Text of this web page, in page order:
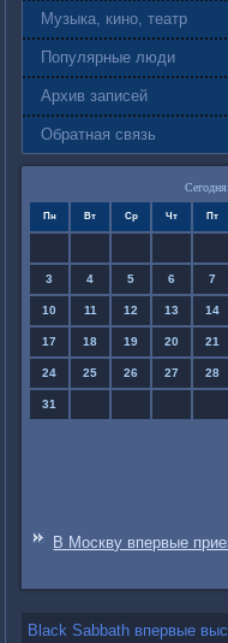
Музыка, кино, театр
Популярные люди
Архив записей
Обратная связь
Пн Вт Ср Чт Пт
3 4 5 6 7
10 11 12 13 14
17 18 19 20 21
24 25 26 27 28
31
В Москву впервые
Black Sabbath впервые